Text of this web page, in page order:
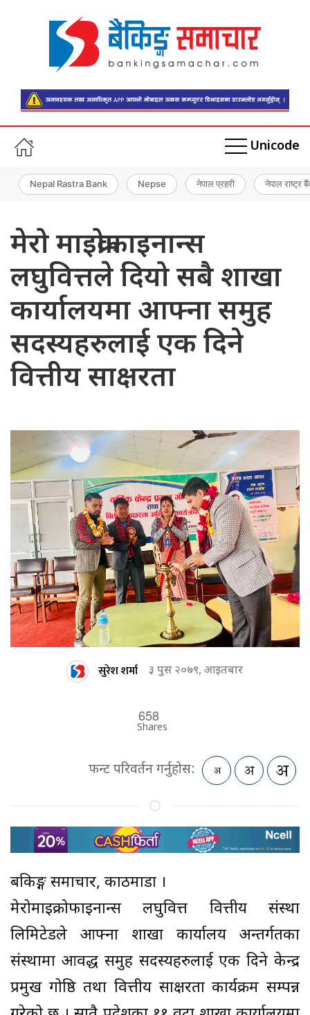
Unicode
Nepal Rastra Bank Nepse नेपाल प्रहरी नेपाल राष्ट्र
मेरो माइक्रोफाइनान्स
लघुवित्तले दियो सबै शाखा
कार्यालयमा आफ्ना समुह
सदस्यहरुलाई एक दिने
वित्तीय साक्षरता
सुरेश शर्मा ३ पुस २०७९, आइतबार
658
Shares
फन्ट परिवर्तन गर्नुहोस:
बैंकिङ्ग समाचार, काठमाडौं ।
मेरोमाइक्रोफाइनान्स लघुवित्त वित्तीय संस्था
लिमिटेडले आफ्ना शाखा कार्यालय अन्तर्गतका
संस्थामा आवद्ध समुह सदस्यहरुलाई एक दिने केन्द्र
प्रमुख गोष्ठि तथा वित्तीय साक्षरता कार्यक्रम सम्पन्न